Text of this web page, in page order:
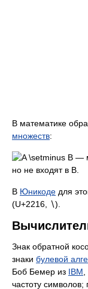
В математике
множеств:
—
но не входят в B.
В Юникоде для
(U+2216,
∖).
Знак обратной
знаки булевой
Боб Бемер из IBM
частоту